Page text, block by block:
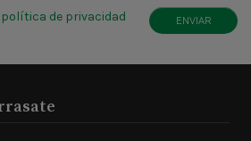
política de privacidad ENVIAR